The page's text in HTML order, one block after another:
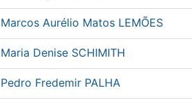
Marcos Aurélio Matos LEMÕES
Maria Denise SCHIMITH
Pedro Fredemir PALHA